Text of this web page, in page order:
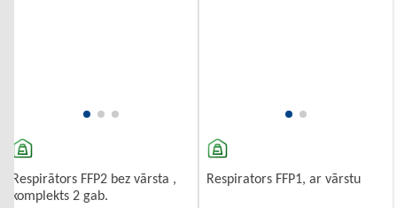
Respirātors FFP2 bez vārsta ,
komplekts 2 gab.
Respirators FFP1, ar vārstu